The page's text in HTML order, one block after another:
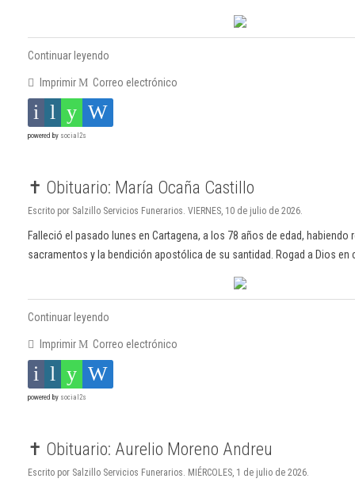
Continuar leyendo
Imprimir Correo electrónico
powered by social2s
✝️ Obituario: María Ocaña Castillo
Escrito por Salzillo Servicios Funerarios. VIERNES, 10 de julio de 2026.
Falleció el pasado lunes en Cartagena, a los 78 años de edad,
sacramentos y la bendición apostólica de su santidad. Rogad a Dios en
Continuar leyendo
Imprimir Correo electrónico
powered by social2s
✝️ Obituario: Aurelio Moreno Andreu
Escrito por Salzillo Servicios Funerarios. MIÉRCOLES, 1 de julio de 2026.